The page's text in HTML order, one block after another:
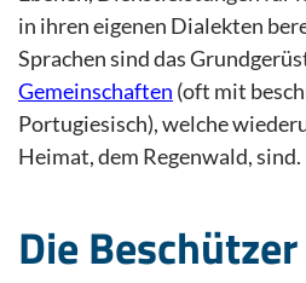
in ihren eigenen Dialekten
Sprachen sind das
Gemeinschaften (oft mit
Portugiesisch), welche
Heimat, dem Regenwald, sind.
Die